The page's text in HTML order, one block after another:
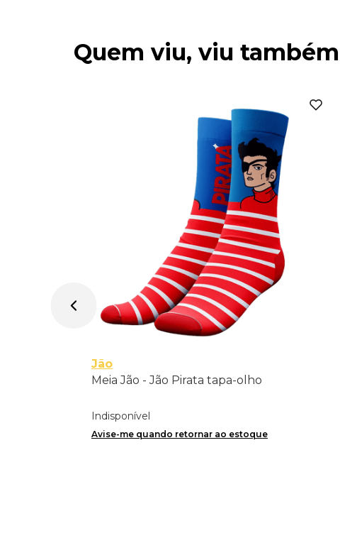
Quem viu, viu
Jão
Meia Jão - Jão Pirata tapa-olho
Indisponível
Avise-me quando retornar ao estoque